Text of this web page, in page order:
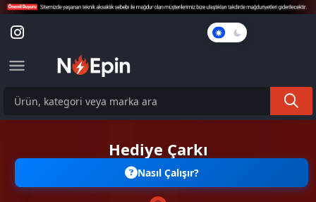
Hediye Çarkı
Nasıl Çalışır?